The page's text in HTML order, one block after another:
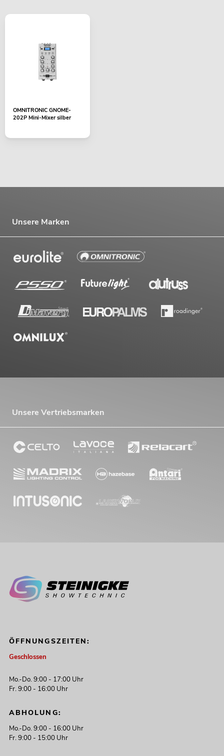
OMNITRONIC GNOME-
202P Mini-Mixer silber
Unsere Marken
Unsere Vertriebsmarken
ÖFFNUNGSZEITEN:
Geschlossen
Mo.-Do. 9:00 - 17:00 Uhr
Fr. 9:00 - 16:00 Uhr
ABHOLUNG:
Mo.-Do. 9:00 - 16:00 Uhr
Fr. 9:00 - 15:00 Uhr